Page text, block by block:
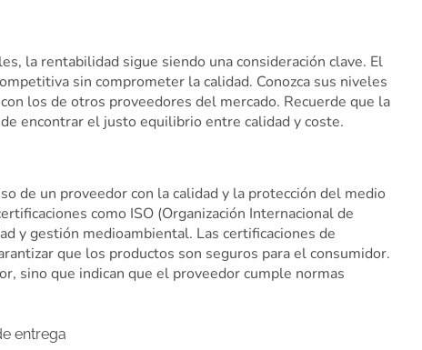
la rentabilidad sigue siendo una consideración clave. El
sin comprometer la calidad. Conozca sus niveles
los de otros proveedores del mercado. Recuerde que la
encontrar el justo equilibrio entre calidad y coste.
de un proveedor con la calidad y la protección del medio
como ISO (Organización Internacional de
y gestión medioambiental. Las certificaciones de
que los productos son seguros para el consumidor.
sino que indican que el proveedor cumple normas
entrega